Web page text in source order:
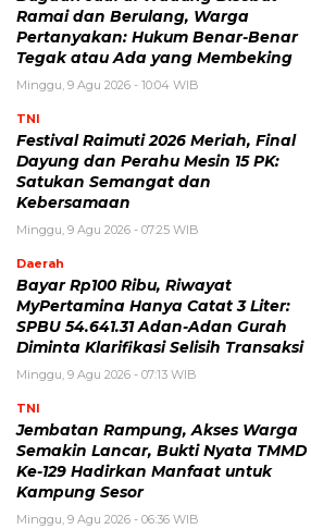
Ramai dan Berulang, Warga
Pertanyakan: Hukum Benar-Benar
Tegak atau Ada yang Membeking
Minggu, 9 Agu 2026 - 10:04 WIB
TNI
Festival Raimuti 2026 Meriah, Final
Dayung dan Perahu Mesin 15 PK:
Satukan Semangat dan
Kebersamaan
Minggu, 9 Agu 2026 - 07:25 WIB
Daerah
Bayar Rp100 Ribu, Riwayat
MyPertamina Hanya Catat 3 Liter:
SPBU 54.641.31 Adan-Adan Gurah
Diminta Klarifikasi Selisih Transaksi
Minggu, 9 Agu 2026 - 07:13 WIB
TNI
Jembatan Rampung, Akses Warga
Semakin Lancar, Bukti Nyata TMMD
Ke-129 Hadirkan Manfaat untuk
Kampung Sesor
Minggu, 9 Agu 2026 - 06:36 WIB